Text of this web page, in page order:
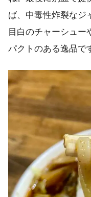
ば、中毒性炸裂なジ
目白のチャーシュー
パクトのある逸品で